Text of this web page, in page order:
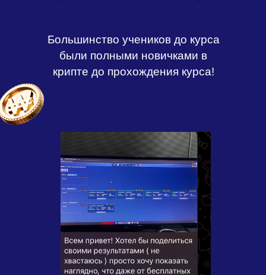
Большинство учеников до курса
были полными новичками в
крипте до прохождения курса!